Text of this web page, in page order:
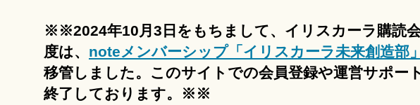
※※2024年10月3日をもちまして、イリスカーラ購読
度は、 noteメンバーシップ「イリスカーラ未来創造部」
移管しました。このサイトでの会員登録や運営サポー
終了しております。※※